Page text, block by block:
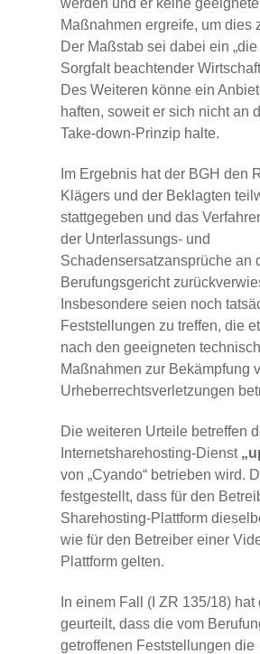
werden und er keine
Maßnahmen ergreife, um dies
Der Maßstab sei dabei ein
Sorgfalt beachtender
Des Weiteren könne ein
haften, soweit er sich nicht an
Take-down-Prinzip halte.
Im Ergebnis hat der BGH den
Klägers und der Beklagten
stattgegeben und das
der Unterlassungs- und
Schadensersatzansprüche an
Berufungsgericht
Insbesondere seien noch
Feststellungen zu treffen, die
nach den geeigneten
Maßnahmen zur Bekämpfung
Urheberrechtsverletzungen
Die weiteren Urteile betreffen
Internetsharehosting-Dienst
von „Cyando“ betrieben wird.
festgestellt, dass für den
Sharehosting-Plattform
wie für den Betreiber einer
Plattform gelten.
In einem Fall (I ZR 135/18) hat
geurteilt, dass die vom
getroffenen Feststellungen die